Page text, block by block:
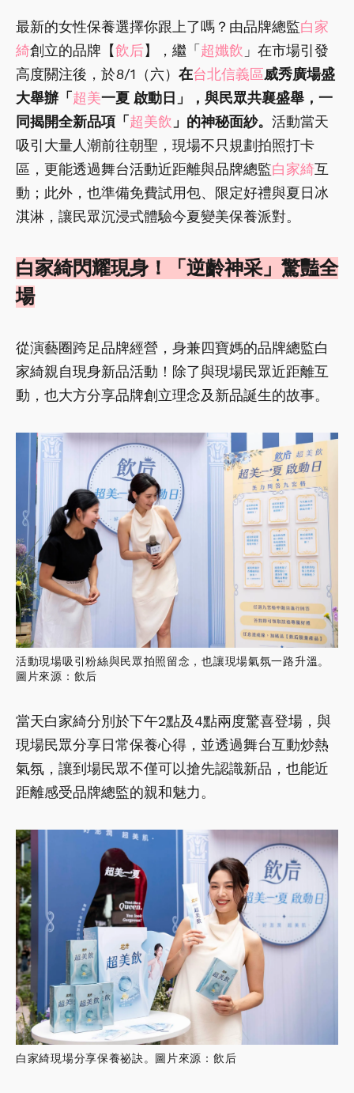
最新的女性保養選擇你跟上了嗎？由品牌總監白家
綺創立的品牌【飲后】，繼「 超孅飲 」在市場引發
高度關注後，於8/1（六） 在台北信義區威秀廣場盛
大舉辦「 超美一夏 啟動日」，與民眾共襄盛舉，一
同揭開全新品項「 超美飲 」的神秘面紗。 活動當天
吸引大量人潮前往朝聖，現場不只規劃拍照打卡
區，更能透過舞台活動近距離與品牌總監白家綺互
動；此外，也準備免費試用包、限定好禮與夏日冰
淇淋，讓民眾沉浸式體驗今夏變美保養派對。
白家綺閃耀現身！「逆齡神采」驚豔全
場
從演藝圈跨足品牌經營，身兼四寶媽的品牌總監白
家綺親自現身新品活動！除了與現場民眾近距離互
動，也大方分享品牌創立理念及新品誕生的故事。
活動現場吸引粉絲與民眾拍照留念，也讓現場氣氛一路升溫。
圖片來源：飲后
當天白家綺分別於下午2點及4點兩度驚喜登場，與
現場民眾分享日常保養心得，並透過舞台互動炒熱
氣氛，讓到場民眾不僅可以搶先認識新品，也能近
距離感受品牌總監的親和魅力。
白家綺現場分享保養祕訣。圖片來源：飲后